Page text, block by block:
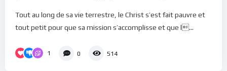
Tout au long de sa vie terrestre, le Christ s’est fait pauvre et
tout petit pour que sa mission s’accomplisse et que l...
1 0 514